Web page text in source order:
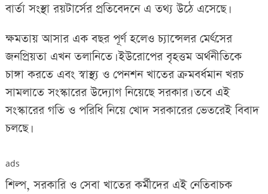
বার্তা সংস্থা রয়টার্সের প্রতিবেদনে এ তথ্য উঠে এসেছে।
ক্ষমতায় আসার এক বছর পূর্ণ হলেও চ্যান্সেলর মের্ৎসের
জনপ্রিয়তা এখন তলানিতে। ইউরোপের বৃহত্তম অর্থনীতিকে
চাঙ্গা করতে এবং স্বাস্থ্য ও পেনশন খাতের ক্রমবর্ধমান খরচ
সামলাতে সংস্কারের উদ্যোগ নিয়েছে সরকার। তবে এই
সংস্কারের গতি ও পরিধি নিয়ে খোদ সরকারের ভেতরেই বিবাদ
চলছে।
ads
শিল্প, সরকারি ও সেবা খাতের কর্মীদের এই নেতিবাচক